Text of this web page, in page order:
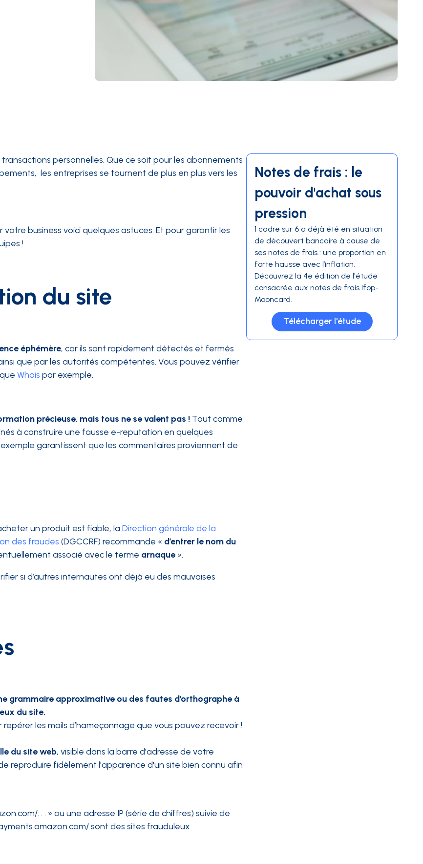
personnelles. Que ce soit pour les abonnements
les entreprises se tournent de plus en plus vers les
business voici quelques astuces. Et pour garantir les
!
du site
éphémère, car ils sont rapidement détectés et fermés
que par les autorités compétentes. Vous pouvez vérifier
Whois par exemple.
précieuse, mais tous ne se valent pas ! Tout comme
à construire une fausse e-reputation en quelques
garantissent que les commentaires proviennent de
un produit est fiable, la Direction générale de la
des fraudes (DGCCRF) recommande « d’entrer le nom du
associé avec le terme arnaque ».
si d’autres internautes ont déjà eu des mauvaises
grammaire approximative ou des fautes d’orthographe à
du site.
les mails d’hameçonnage que vous pouvez recevoir !
du site web, visible dans la barre d'adresse de votre
reproduire fidèlement l'apparence d'un site bien connu afin
. . . » ou une adresse IP (série de chiffres) suivie de
sont des sites frauduleux
Notes de frais : le
pouvoir d'achat sous
pression
1 cadre sur 6 a déjà été en situation
de découvert bancaire à cause de
ses notes de frais : une proportion en
forte hausse avec l’inflation.
Découvrez la 4e édition de l'étude
consacrée aux notes de frais Ifop-
Mooncard.
Télécharger l'étude